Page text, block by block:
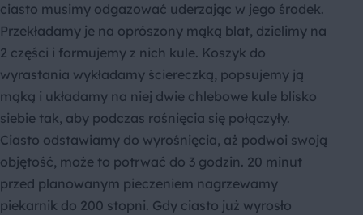
ciasto musimy odgazować uderzając w jego środek.
Przekładamy je na oprószony mąką blat, dzielimy na
2 części i formujemy z nich kule. Koszyk do
wyrastania wykładamy ściereczką, popsujemy ją
mąką i układamy na niej dwie chlebowe kule blisko
siebie tak, aby podczas rośnięcia się połączyły.
Ciasto odstawiamy do wyrośnięcia, aż podwoi swoją
objętość, może to potrwać do 3 godzin. 20 minut
przed planowanym pieczeniem nagrzewamy
piekarnik do 200 stopni. Gdy ciasto już wyrosło